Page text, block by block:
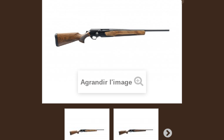
Agrandir l'image